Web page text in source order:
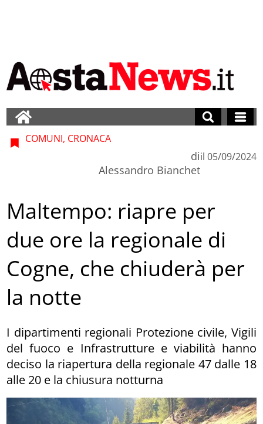
COMUNI, CRONACA
di
Alessandro Bianchet
il 05/09/2024
Maltempo: riapre per
due ore la regionale di
Cogne, che chiuderà per
la notte
I dipartimenti regionali Protezione civile, Vigili
del fuoco e Infrastrutture e viabilità hanno
deciso la riapertura della regionale 47 dalle 18
alle 20 e la chiusura notturna